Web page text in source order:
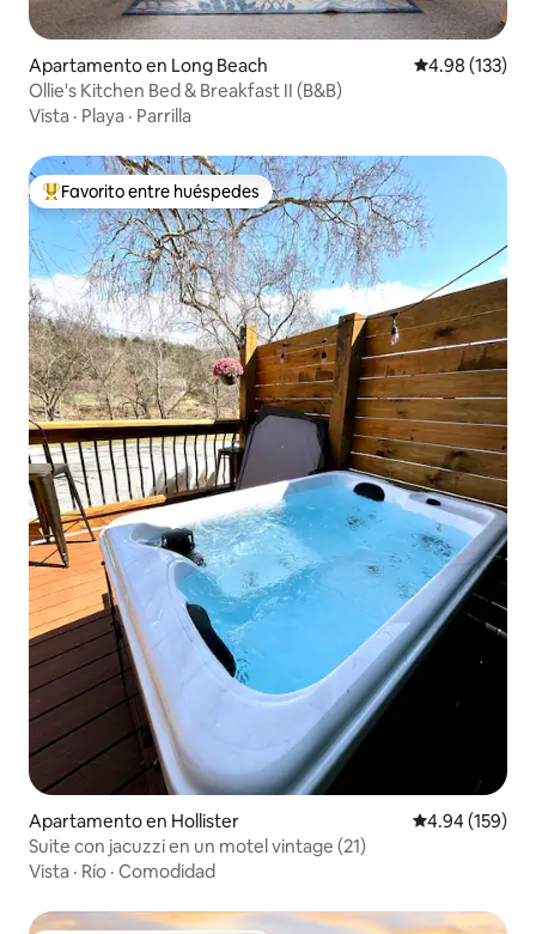
Apartamento en Long Beach Calificación
4.98 (133)
Ollie's Kitchen Bed & Breakfast II (B&B)
Vista · Playa · Parrilla
Favorito entre huéspedes preferido
Favorito entre huéspedes
Apartamento en Hollister Calificación
4.94 (159)
Suite con jacuzzi en un motel vintage (21)
Vista · Río · Comodidad